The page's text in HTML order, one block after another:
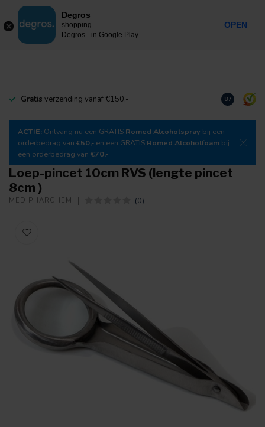
MENU
Gratis verzending vanaf €150,- Download
8.7
ACTIE: Ontvang nu een GRATIS Romed Alcoholspray bij een
orderbedrag van €50,- en een GRATIS Romed Alcoholfoam bij
een orderbedrag van €70,-
Loep-pincet 10cm RVS (lengte pincet
8cm )
MEDIPHARCHEM (0)
Degros
shopping
Degros - in Google Play
OPEN